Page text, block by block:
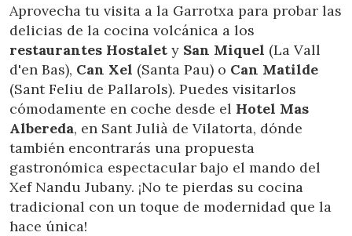
Aprovecha tu visita a la Garrotxa para probar las
delicias de la cocina volcánica a los
restaurantes Hostalet y San Miquel (La Vall
d'en Bas), Can Xel (Santa Pau) o Can Matilde
(Sant Feliu de Pallarols). Puedes visitarlos
cómodamente en coche desde el Hotel Mas
Albereda, en Sant Julià de Vilatorta, dónde
también encontrarás una propuesta
gastronómica espectacular bajo el mando del
Xef Nandu Jubany. ¡No te pierdas su cocina
tradicional con un toque de modernidad que la
hace única!